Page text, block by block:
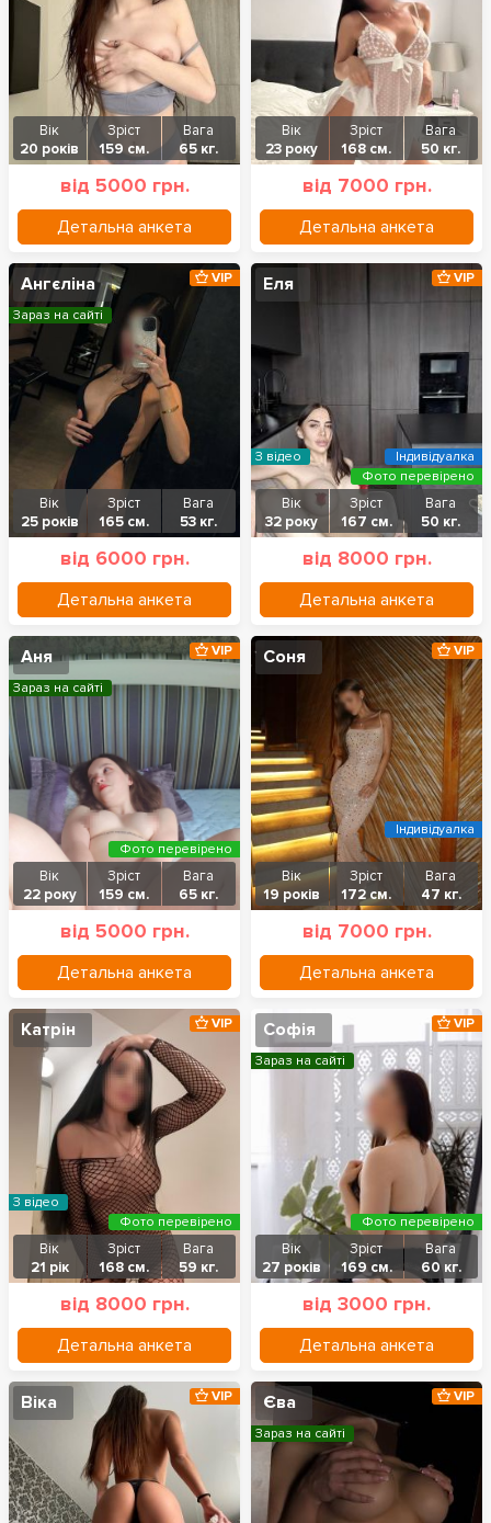
Вік
20 років
Зріст
159 см.
Вага
65 кг.
від 5000 грн.
Детальна анкета
Вік
23 року
Зріст
168 см.
Вага
50 кг.
від 7000 грн.
Детальна анкета
Ангєліна
Вік
25 років
Зріст
165 см.
Вага
53 кг.
від 6000 грн.
Детальна анкета
VIP
Зараз на сайті
Еля
Вік
32 року
Зріст
167 см.
Вага
50 кг.
від 8000 грн.
Детальна анкета
VIP
З відео
Фото перевірено
Індивідуалка
Аня
Вік
22 року
Зріст
159 см.
Вага
65 кг.
від 5000 грн.
Детальна анкета
VIP
Зараз на сайті
Фото перевірено
Соня
Вік
19 років
Зріст
172 см.
Вага
47 кг.
від 7000 грн.
Детальна анкета
VIP
Індивідуалка
Катрін
Вік
21 рік
Зріст
168 см.
Вага
59 кг.
від 8000 грн.
Детальна анкета
VIP
З відео
Фото перевірено
Софія
Вік
27 років
Зріст
169 см.
Вага
60 кг.
від 3000 грн.
Детальна анкета
VIP
Зараз на сайті
Фото перевірено
Віка VIP Єва VIP
Зараз на сайті